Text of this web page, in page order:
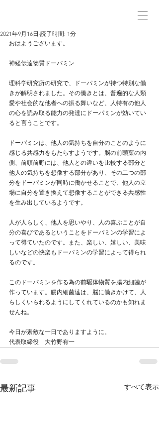
2021年9月16日 読了時間: 1分
おはようございます。
神経伝達物質ドーパミン
理科学研究所の研究で、ドーパミンが持つ特別な働
きが解明されました。その働きとは、普遍的な人類
愛や社会的な他者への振る舞いなど、人特有の他人
の心を読み取る能力の発達にドーパミンが効いてい
ると言うことです。
ドーパミンは、他人の気持ちを自分のことのように
感じる共感力をもたらすようです。脳の前頭葉の内
側、前頭前野には、他人との違いを比較する部分と
他人の気持ちを想像する部分があり、その二つの部
分をドーパミンが同時に働かせることで、他人の立
場に自分を置き換えて想像することができる共感性
を生み出しているようです。
人が人らしく、他人を思いやり、人の喜ぶことが自
分の喜びであるということをドーパミンの学習によ
って得ていたのです。また、楽しい、嬉しい、美味
しいなどの快楽もドーパミンの学習によって得られ
るのです。
このドーパミンを作る為の前駆体物質を腸内細菌が
作っています。腸内細菌達は、脳に働きかけて、人
らしくいられるようにしてくれているのかも知れま
せんね。
今日が素敵な一日でありますように。
代表取締役　大竹野有一
最新記事 すべて表示